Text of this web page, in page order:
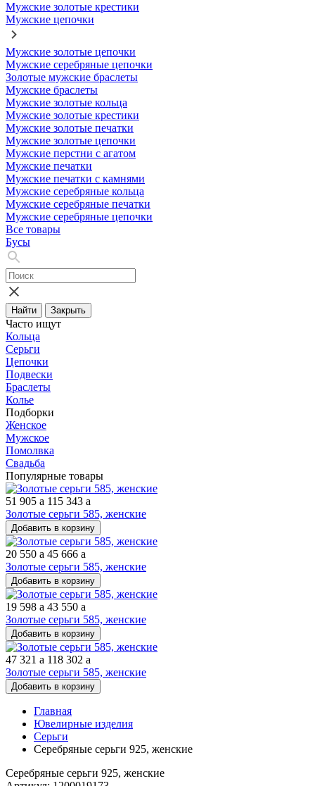
Мужские золотые крестики
Мужские цепочки
Мужские золотые цепочки
Мужские серебряные цепочки
Золотые мужские браслеты
Мужские браслеты
Мужские золотые кольца
Мужские золотые крестики
Мужские золотые печатки
Мужские золотые цепочки
Мужские перстни с агатом
Мужские печатки
Мужские печатки с камнями
Мужские серебряные кольца
Мужские серебряные печатки
Мужские серебряные цепочки
Все товары
Бусы
Найти Закрыть
Часто ищут
Кольца
Серьги
Цепочки
Подвески
Браслеты
Колье
Подборки
Женское
Мужское
Помолвка
Свадьба
Популярные товары
51 905 a 115 343 a
Золотые серьги 585, женские
Добавить в корзину
20 550 a 45 666 a
Золотые серьги 585, женские
Добавить в корзину
19 598 a 43 550 a
Золотые серьги 585, женские
Добавить в корзину
47 321 a 118 302 a
Золотые серьги 585, женские
Добавить в корзину
Главная
Ювелирные изделия
Серьги
Серебряные серьги 925, женские
Серебряные серьги 925, женские